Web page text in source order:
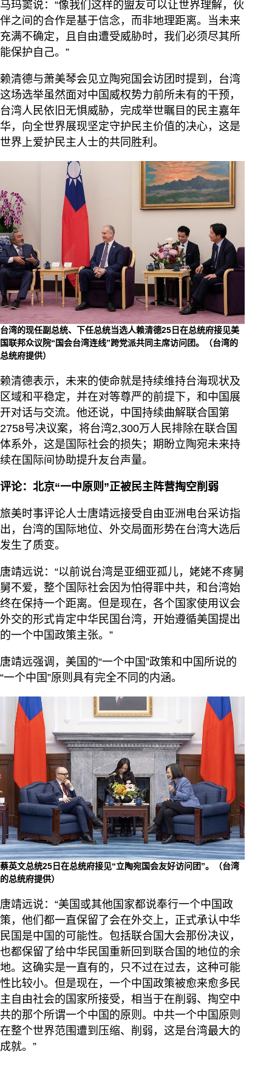
马玛窦说：“像我们这样的盟友可以让世界理解，伙
伴之间的合作是基于信念，而非地理距离。当未来
充满不确定，且自由遭受威胁时，我们必须尽其所
能保护自己。”
赖清德与萧美琴会见立陶宛国会访团时提到，台湾
这场选举虽然面对中国威权势力前所未有的干预，
台湾人民依旧无惧威胁，完成举世瞩目的民主嘉年
华，向全世界展现坚定守护民主价值的决心，这是
世界上爱护民主人士的共同胜利。
台湾的现任副总统、下任总统当选人赖清德25日在总统府接见美
国联邦众议院“国会台湾连线”跨党派共同主席访问团。（台湾的
总统府提供）
赖清德表示，未来的使命就是持续维持台海现状及
区域和平稳定，并在对等尊严的前提下，和中国展
开对话与交流。他还说，中国持续曲解联合国第
2758号决议案，将台湾2,300万人民排除在联合国
体系外，这是国际社会的损失；期盼立陶宛未来持
续在国际间协助提升友台声量。
评论：北京“一中原则”正被民主阵营掏空削弱
旅美时事评论人士唐靖远接受自由亚洲电台采访指
出，台湾的国际地位、外交局面形势在台湾大选后
发生了质变。
唐靖远说：“以前说台湾是亚细亚孤儿，姥姥不疼舅
舅不爱，整个国际社会因为怕得罪中共，和台湾始
终在保持一个距离。但是现在，各个国家使用议会
外交的形式肯定中华民国台湾，开始遵循美国提出
的一个中国政策主张。”
唐靖远强调，美国的“一个中国”政策和中国所说的
“一个中国”原则具有完全不同的内涵。
蔡英文总统25日在总统府接见“立陶宛国会友好访问团”。（台湾
的总统府提供）
唐靖远说：“美国或其他国家都说奉行一个中国政
策，他们都一直保留了会在外交上，正式承认中华
民国是中国的可能性。包括联合国大会那份决议，
也都保留了给中华民国重新回到联合国的地位的余
地。这确实是一直有的，只不过在过去，这种可能
性比较小。但是现在，一个中国政策被愈来愈多民
主自由社会的国家所接受，相当于在削弱、掏空中
共的那个所谓一个中国的原则。中共一个中国原则
在整个世界范围遭到压缩、削弱，这是台湾最大的
成就。”